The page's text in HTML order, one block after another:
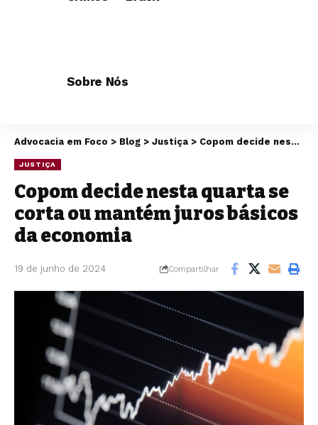
Sobre Nós
Advocacia em Foco > Blog > Justiça > Copom decide nesta quarta se corta ou mantém juros básicos da economia
JUSTIÇA
Copom decide nesta quarta se
corta ou mantém juros básicos
da economia
19 de junho de 2024 Compartilhar